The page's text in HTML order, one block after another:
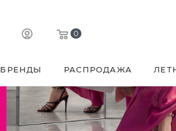
0
БРЕНДЫ РАСПРОДАЖА